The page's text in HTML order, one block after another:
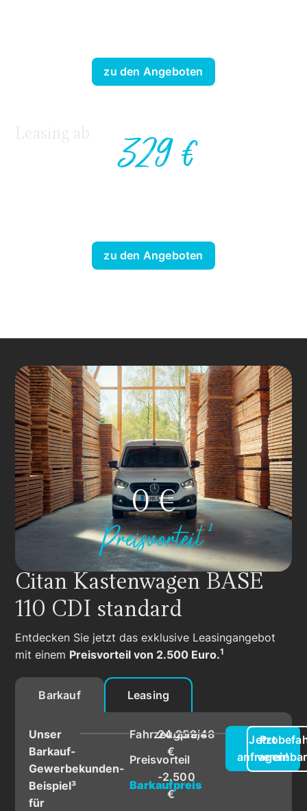
zu den Angeboten
329 €
zu den Angeboten
Citan Kastenwagen BASE
110 CDI standard
Entdecken Sie jetzt das exklusive Leasingangebot
mit einem Preisvorteil von 2.500 Euro.1
Barkauf Leasing
Unser
Barkauf-
Gewerbekunden-
Beispiel³
für
Fahrzeugpreis
Preisvorteil
Barkaufpreis
24.259,48
€
-2.500
€
Jetzt
anfragen!
Preisvorteil¹
0 €